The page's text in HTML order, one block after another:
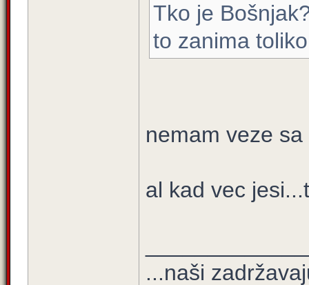
Tko je
to zanima
nemam veze
al kad vec
...naši